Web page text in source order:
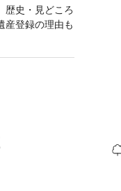
歴史・見どころ
産登録の理由も